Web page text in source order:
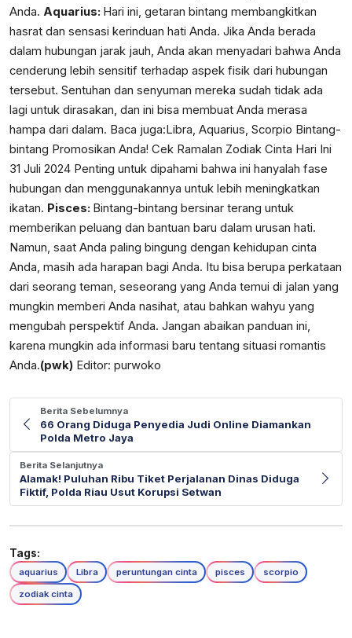
Anda. Aquarius: Hari ini, getaran bintang membangkitkan
hasrat dan sensasi kerinduan hati Anda. Jika Anda berada
dalam hubungan jarak jauh, Anda akan menyadari bahwa Anda
cenderung lebih sensitif terhadap aspek fisik dari hubungan
tersebut. Sentuhan dan senyuman mereka sudah tidak ada
lagi untuk dirasakan, dan ini bisa membuat Anda merasa
hampa dari dalam. Baca juga:Libra, Aquarius, Scorpio Bintang-
bintang Promosikan Anda! Cek Ramalan Zodiak Cinta Hari Ini
31 Juli 2024 Penting untuk dipahami bahwa ini hanyalah fase
hubungan dan menggunakannya untuk lebih meningkatkan
ikatan. Pisces: Bintang-bintang bersinar terang untuk
memberikan peluang dan bantuan baru dalam urusan hati.
Namun, saat Anda paling bingung dengan kehidupan cinta
Anda, masih ada harapan bagi Anda. Itu bisa berupa perkataan
dari seorang teman, seseorang yang Anda temui di jalan yang
mungkin memberi Anda nasihat, atau bahkan wahyu yang
mengubah perspektif Anda. Jangan abaikan panduan ini,
karena mungkin ada informasi baru tentang situasi romantis
Anda.(pwk) Editor: purwoko
Berita Sebelumnya
66 Orang Diduga Penyedia Judi Online Diamankan
Polda Metro Jaya
Berita Selanjutnya
Alamak! Puluhan Ribu Tiket Perjalanan Dinas Diduga
Fiktif, Polda Riau Usut Korupsi Setwan
Tags:
aquarius Libra peruntungan cinta pisces
scorpio
zodiak cinta